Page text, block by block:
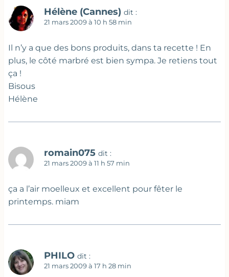
Hélène (Cannes) dit :
21 mars 2009 à 10 h 58 min
Il n’y a que des bons produits, dans ta recette ! En
plus, le côté marbré est bien sympa. Je retiens tout
ça !
Bisous
Hélène
romain075 dit :
21 mars 2009 à 11 h 57 min
ça a l’air moelleux et excellent pour fêter le
printemps. miam
PHILO dit :
21 mars 2009 à 17 h 28 min